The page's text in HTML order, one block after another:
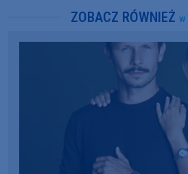
ZOBACZ RÓWNIEŻ w